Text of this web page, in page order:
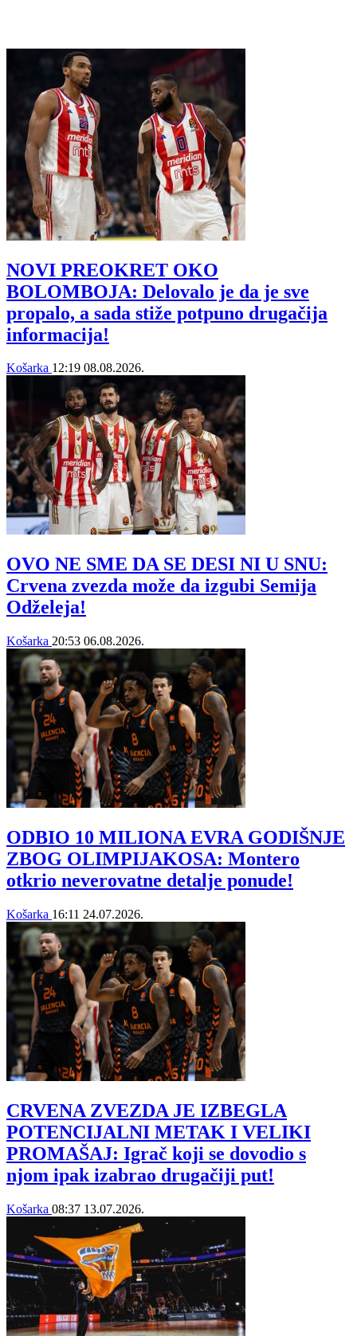
NOVI PREOKRET OKO
BOLOMBOJA: Delovalo je da je sve
propalo, a sada stiže potpuno drugačija
informacija!
Košarka 12:19 08.08.2026.
OVO NE SME DA SE DESI NI U SNU:
Crvena zvezda može da izgubi Semija
Odželeja!
Košarka 20:53 06.08.2026.
ODBIO 10 MILIONA EVRA GODIŠNJE
ZBOG OLIMPIJAKOSA: Montero
otkrio neverovatne detalje ponude!
Košarka 16:11 24.07.2026.
CRVENA ZVEZDA JE IZBEGLA
POTENCIJALNI METAK I VELIKI
PROMAŠAJ: Igrač koji se dovodio s
njom ipak izabrao drugačiji put!
Košarka 08:37 13.07.2026.